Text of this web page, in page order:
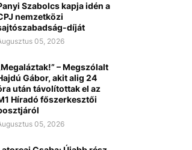
Szabolcs kapja idén a
nemzetközi
díját
05, 2026
– Megszólalt
Gábor, akit alig 24
után távolítottak el az
Híradó főszerkesztői
05, 2026